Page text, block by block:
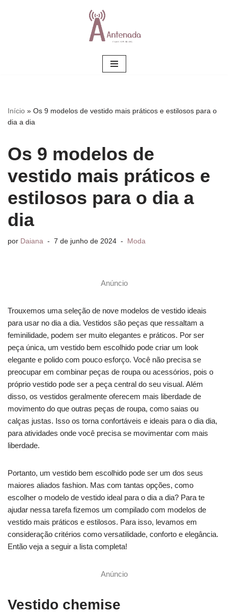
Início » Os 9 modelos de vestido mais práticos e estilosos para o
dia a dia
Os 9 modelos de
vestido mais práticos e
estilosos para o dia a
dia
por Daiana 7 de junho de 2024 Moda
Anúncio
Trouxemos uma seleção de nove modelos de vestido ideais
para usar no dia a dia. Vestidos são peças que ressaltam a
feminilidade, podem ser muito elegantes e práticos. Por ser
peça única, um vestido bem escolhido pode criar um look
elegante e polido com pouco esforço. Você não precisa se
preocupar em combinar peças de roupa ou acessórios, pois o
próprio vestido pode ser a peça central do seu visual. Além
disso, os vestidos geralmente oferecem mais liberdade de
movimento do que outras peças de roupa, como saias ou
calças justas. Isso os torna confortáveis e ideais para o dia dia,
para atividades onde você precisa se movimentar com mais
liberdade.
Portanto, um vestido bem escolhido pode ser um dos seus
maiores aliados fashion. Mas com tantas opções, como
escolher o modelo de vestido ideal para o dia a dia? Para te
ajudar nessa tarefa fizemos um compilado com modelos de
vestido mais práticos e estilosos. Para isso, levamos em
consideração critérios como versatilidade, conforto e elegância.
Então veja a seguir a lista completa!
Anúncio
Vestido chemise